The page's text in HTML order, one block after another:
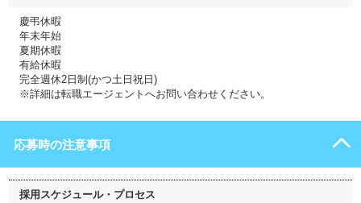
慶弔休暇
年末年始
夏期休暇
有給休暇
完全週休2日制(かつ土日祝日)
※詳細は転職エージェントへお問い合わせください。
応募時の注意事項
採用スケジュール・プロセス